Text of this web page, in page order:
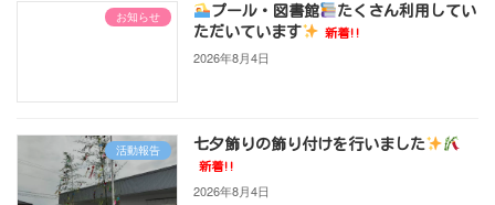
お知らせ プール・図書館
たくさん利用してい
ただいています
新着!!
2026年8月4日
活動報告 七夕飾りの飾り付けを行いました
新着!!
2026年8月4日